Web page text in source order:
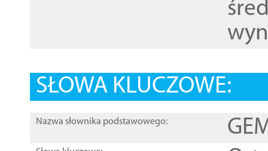
SŁOWA KLUCZOWE:
Nazwa słownika podstawowego: